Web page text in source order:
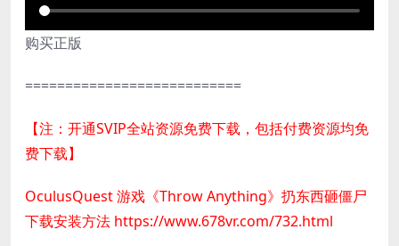
购买正版
===========================
【注：开通SVIP全站资源免费下载，包括付费资源均免
费下载】
OculusQuest 游戏《Throw Anything》扔东西砸僵尸
下载安装方法 https://www.678vr.com/732.html